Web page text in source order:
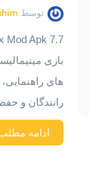
توسط
بازی
های
رانندگان و
ادامه